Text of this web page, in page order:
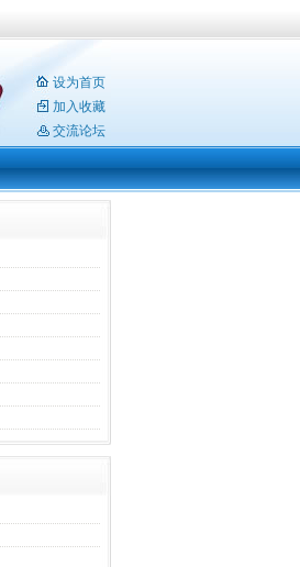
设为首页
加入收藏
交流论坛